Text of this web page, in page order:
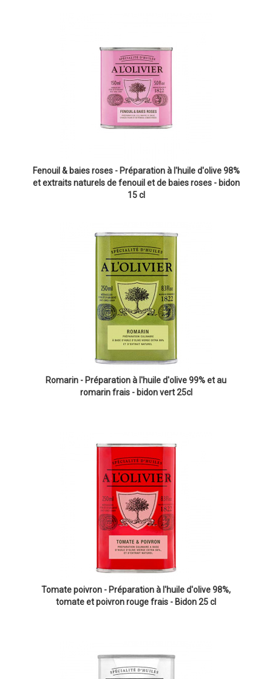
Fenouil & baies roses - Préparation à l'huile d'olive 98%
et extraits naturels de fenouil et de baies roses - bidon
15 cl
Romarin - Préparation à l'huile d'olive 99% et au
romarin frais - bidon vert 25cl
Tomate poivron - Préparation à l'huile d'olive 98%,
tomate et poivron rouge frais - Bidon 25 cl